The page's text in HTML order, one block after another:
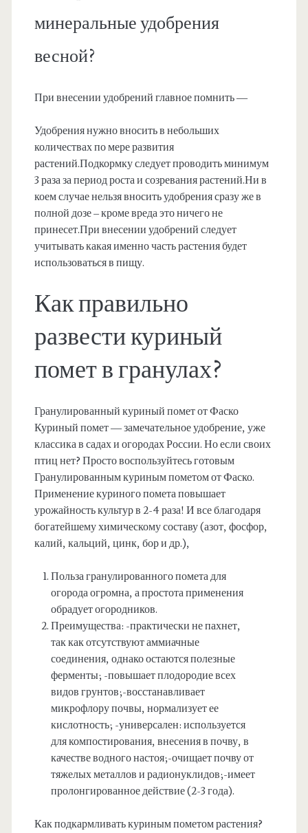
минеральные удобрения
весной?
При внесении удобрений главное помнить —
Удобрения нужно вносить в небольших
количествах по мере развития
растений.Подкормку следует проводить минимум
3 раза за период роста и созревания растений.Ни в
коем случае нельзя вносить удобрения сразу же в
полной дозе – кроме вреда это ничего не
принесет.При внесении удобрений следует
учитывать какая именно часть растения будет
использоваться в пищу.
Как правильно
развести куриный
помет в гранулах?
Гранулированный куриный помет от Фаско
Куриный помет — замечательное удобрение, уже
классика в садах и огородах России. Но если своих
птиц нет? Просто воспользуйтесь готовым
Гранулированным куриным пометом от Фаско.
Применение куриного помета повышает
урожайность культур в 2-4 раза! И все благодаря
богатейшему химическому составу (азот, фосфор,
калий, кальций, цинк, бор и др.),
Польза гранулированного помета для
огорода огромна, а простота применения
обрадует огородников.
Преимущества: -практически не пахнет,
так как отсутствуют аммиачные
соединения, однако остаются полезные
ферменты; -повышает плодородие всех
видов грунтов;-восстанавливает
микрофлору почвы, нормализует ее
кислотность; -универсален: используется
для компостирования, внесения в почву, в
качестве водного настоя;-очищает почву от
тяжелых металлов и радионуклидов;-имеет
пролонгированное действие (2-3 года).
Как подкармливать куриным пометом растения?